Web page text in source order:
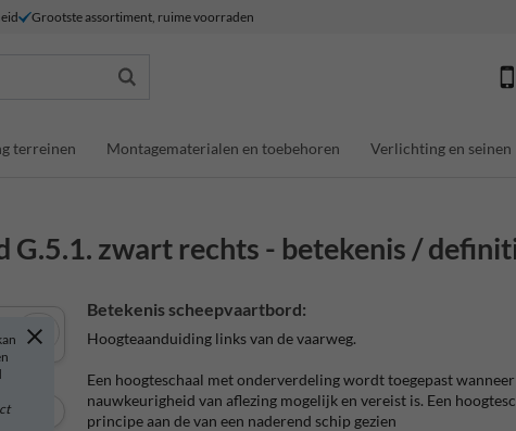
Grootste assortiment, ruime voorraden
terreinen Montagematerialen en toebehoren Verlichting en seinen
G.5.1. zwart rechts - betekenis /
Betekenis scheepvaartbord:
Hoogteaanduiding links van de vaarweg.
Een hoogteschaal met onderverdeling wordt toegepast wanneer
nauwkeurigheid van aflezing mogelijk en vereist is. Een
principe aan de van een naderend schip gezien